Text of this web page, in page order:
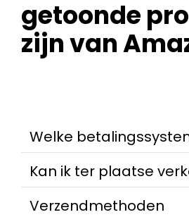
getoonde
zijn van
Welke
Kan ik ter plaatse
Verzendmethoden